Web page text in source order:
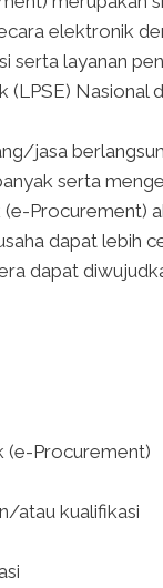
elektronik
serta layanan
Nasional
jasa
serta
Procurement)
dapat lebih
dapat
(e-Procurement)
atau kualifikasi